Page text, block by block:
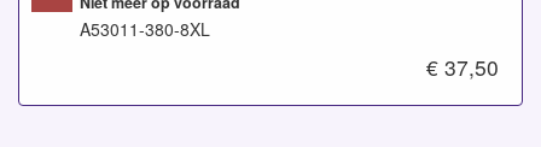
A53011-380-8XL
€ 37,50